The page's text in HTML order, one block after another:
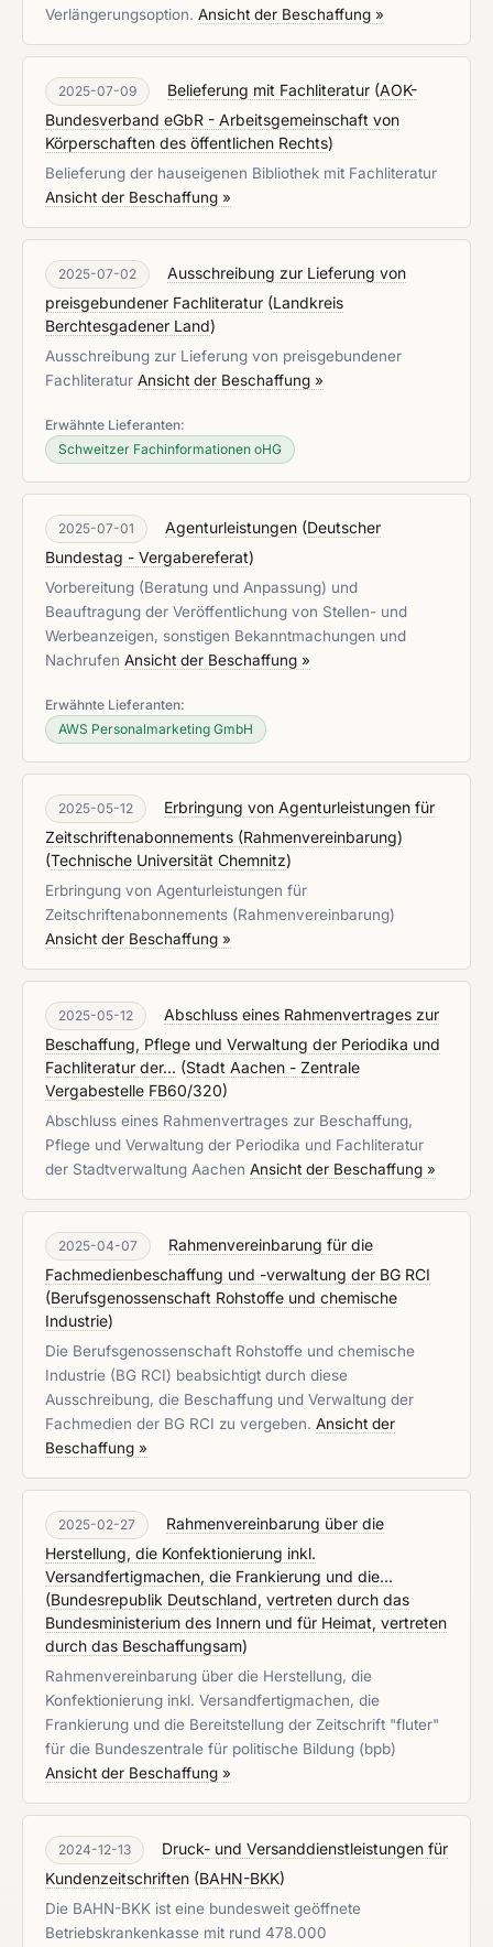
Verlängerungsoption. Ansicht der Beschaffung »
2025-07-09 Belieferung mit Fachliteratur (AOK-
Bundesverband eGbR - Arbeitsgemeinschaft von
Körperschaften des öffentlichen Rechts)
Belieferung der hauseigenen Bibliothek mit Fachliteratur
Ansicht der Beschaffung »
2025-07-02
Ausschreibung zur Lieferung von
preisgebundener Fachliteratur (Landkreis
Berchtesgadener Land)
Ausschreibung zur Lieferung von preisgebundener
Fachliteratur Ansicht der Beschaffung »
Erwähnte Lieferanten:
Schweitzer Fachinformationen oHG
2025-07-01 Agenturleistungen (Deutscher
Bundestag - Vergabereferat)
Vorbereitung (Beratung und Anpassung) und
Beauftragung der Veröffentlichung von Stellen- und
Werbeanzeigen, sonstigen Bekanntmachungen und
Nachrufen Ansicht der Beschaffung »
Erwähnte Lieferanten:
AWS Personalmarketing GmbH
2025-05-12
Erbringung von Agenturleistungen für
Zeitschriftenabonnements (Rahmenvereinbarung)
(Technische Universität Chemnitz)
Erbringung von Agenturleistungen für
Zeitschriftenabonnements (Rahmenvereinbarung)
Ansicht der Beschaffung »
2025-05-12
Abschluss eines Rahmenvertrages zur
Beschaffung, Pflege und Verwaltung der Periodika und
Fachliteratur der... (Stadt Aachen - Zentrale
Vergabestelle FB60/320)
Abschluss eines Rahmenvertrages zur Beschaffung,
Pflege und Verwaltung der Periodika und Fachliteratur
der Stadtverwaltung Aachen Ansicht der Beschaffung »
2025-04-07
Rahmenvereinbarung für die
Fachmedienbeschaffung und -verwaltung der BG RCI
(Berufsgenossenschaft Rohstoffe und chemische
Industrie)
Die Berufsgenossenschaft Rohstoffe und chemische
Industrie (BG RCI) beabsichtigt durch diese
Ausschreibung, die Beschaffung und Verwaltung der
Fachmedien der BG RCI zu vergeben. Ansicht der
Beschaffung »
2025-02-27
Rahmenvereinbarung über die
Herstellung, die Konfektionierung inkl.
Versandfertigmachen, die Frankierung und die...
(Bundesrepublik Deutschland, vertreten durch das
Bundesministerium des Innern und für Heimat, vertreten
durch das Beschaffungsam)
Rahmenvereinbarung über die Herstellung, die
Konfektionierung inkl. Versandfertigmachen, die
Frankierung und die Bereitstellung der Zeitschrift "fluter"
für die Bundeszentrale für politische Bildung (bpb)
Ansicht der Beschaffung »
2024-12-13
Druck- und Versanddienstleistungen für
Kundenzeitschriften (BAHN-BKK)
Die BAHN-BKK ist eine bundesweit geöffnete
Betriebskrankenkasse mit rund 478.000